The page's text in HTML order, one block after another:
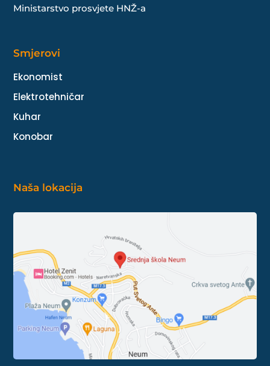
Ministarstvo prosvjete HNŽ-a
Smjerovi
Ekonomist
Elektrotehničar
Kuhar
Konobar
Naša lokacija